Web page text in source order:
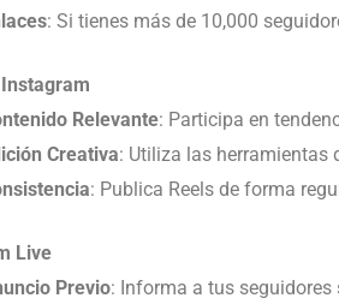
: Si tienes más de 10,000
Relevante: Participa en
Creativa: Utiliza las herramientas
: Publica Reels de forma
Live
Previo: Informa a tus